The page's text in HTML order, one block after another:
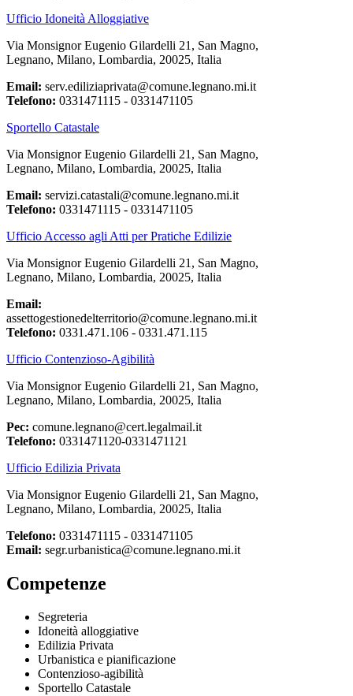
Ufficio Idoneità Alloggiative
Via Monsignor Eugenio Gilardelli 21, San Magno,
Legnano, Milano, Lombardia, 20025, Italia
Email: serv.ediliziaprivata@comune.legnano.mi.it
Telefono: 0331471115 - 0331471105
Sportello Catastale
Via Monsignor Eugenio Gilardelli 21, San Magno,
Legnano, Milano, Lombardia, 20025, Italia
Email: servizi.catastali@comune.legnano.mi.it
Telefono: 0331471115 - 0331471105
Ufficio Accesso agli Atti per Pratiche Edilizie
Via Monsignor Eugenio Gilardelli 21, San Magno,
Legnano, Milano, Lombardia, 20025, Italia
Email:
assettogestionedelterritorio@comune.legnano.mi.it
Telefono: 0331.471.106 - 0331.471.115
Ufficio Contenzioso-Agibilità
Via Monsignor Eugenio Gilardelli 21, San Magno,
Legnano, Milano, Lombardia, 20025, Italia
Pec: comune.legnano@cert.legalmail.it
Telefono: 0331471120-0331471121
Ufficio Edilizia Privata
Via Monsignor Eugenio Gilardelli 21, San Magno,
Legnano, Milano, Lombardia, 20025, Italia
Telefono: 0331471115 - 0331471105
Email: segr.urbanistica@comune.legnano.mi.it
Competenze
Segreteria
Idoneità alloggiative
Edilizia Privata
Urbanistica e pianificazione
Contenzioso-agibilità
Sportello Catastale